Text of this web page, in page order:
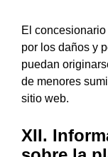
El
por los daños y
puedan
de menores
sitio web.
XII.